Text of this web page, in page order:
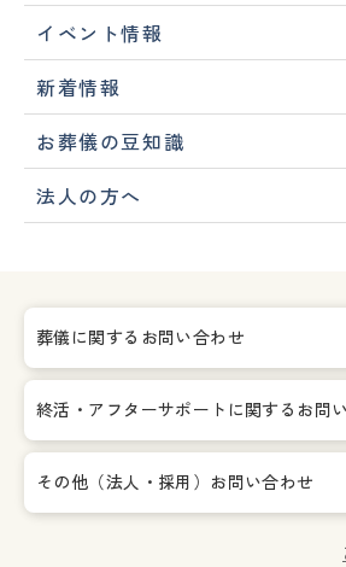
イベント情報
新着情報
お葬儀の豆知識
法人の方へ
葬儀に関するお問い合わせ
終活・アフターサポートに関する お問
その他（法人・採用）お問い合わせ